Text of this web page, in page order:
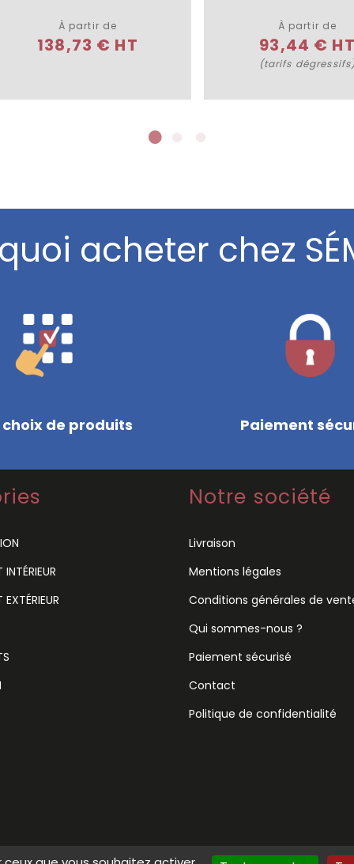
À partir de
138,73 € HT
À partir de
93,44 €
(tarifs
acheter chez
choix de produits Paiement
Notre société
Livraison
Mentions légales
Conditions générales de
Qui sommes-nous ?
Paiement sécurisé
Contact
Politique de confidentialité